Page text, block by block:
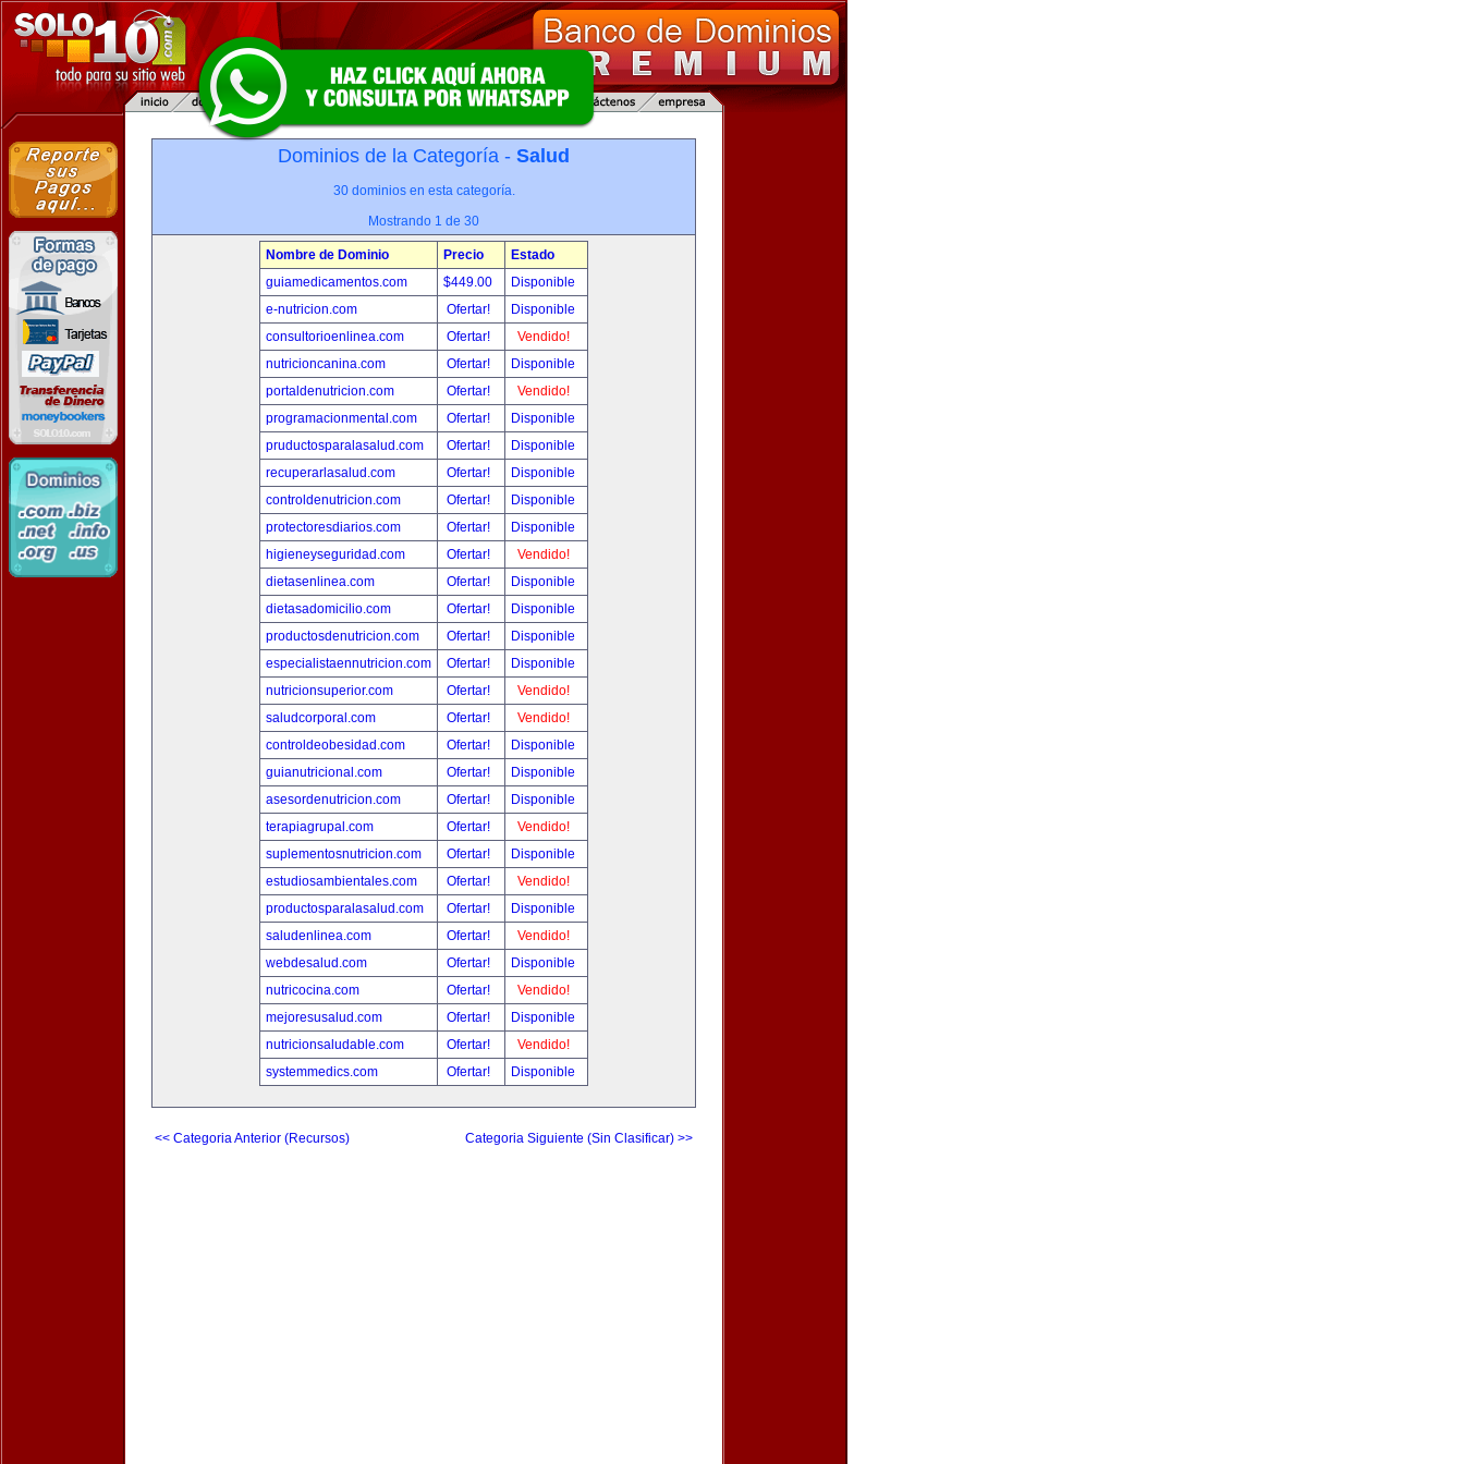
Dominios de la Categoría - Salud
30 dominios en esta categoría.
Mostrando 1 de 30
Nombre de Dominio Precio
Estado
guiamedicamentos.com
$449.00
Disponible
e-nutricion.com
Ofertar!
Disponible
consultorioenlinea.com
Ofertar!
Vendido!
nutricioncanina.com
Ofertar!
Disponible
portaldenutricion.com
Ofertar!
Vendido!
programacionmental.com
Ofertar!
Disponible
pruductosparalasalud.com
Ofertar!
Disponible
recuperarlasalud.com
Ofertar!
Disponible
controldenutricion.com
Ofertar!
Disponible
protectoresdiarios.com
Ofertar!
Disponible
higieneyseguridad.com
Ofertar!
Vendido!
dietasenlinea.com
Ofertar!
Disponible
dietasadomicilio.com
Ofertar!
Disponible
productosdenutricion.com
Ofertar!
Disponible
especialistaennutricion.com
Ofertar!
Disponible
nutricionsuperior.com
Ofertar!
Vendido!
saludcorporal.com
Ofertar!
Vendido!
controldeobesidad.com
Ofertar!
Disponible
guianutricional.com
Ofertar!
Disponible
asesordenutricion.com
Ofertar!
Disponible
terapiagrupal.com
Ofertar!
Vendido!
suplementosnutricion.com
Ofertar!
Disponible
estudiosambientales.com
Ofertar!
Vendido!
productosparalasalud.com
Ofertar!
Disponible
saludenlinea.com
Ofertar!
Vendido!
webdesalud.com
Ofertar!
Disponible
nutricocina.com
Ofertar!
Vendido!
mejoresusalud.com
Ofertar!
Disponible
nutricionsaludable.com
Ofertar!
Vendido!
systemmedics.com
Ofertar! Disponible
<< Categoria Anterior (Recursos) Categoria Siguiente (Sin Clasificar) >>